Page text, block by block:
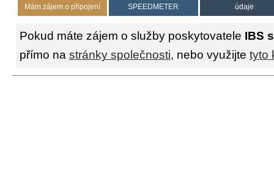
Mám zájem o připojení
SPEEDMETER
údaje
Pokud máte zájem o služby poskytovatele IBS
přímo na stránky společnosti, nebo využijte tyto